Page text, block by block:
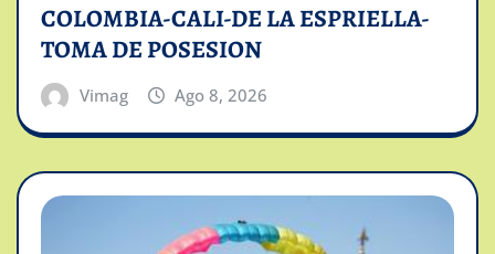
COLOMBIA-CALI-DE LA ESPRIELLA-
TOMA DE POSESION
Vimag Ago 8, 2026